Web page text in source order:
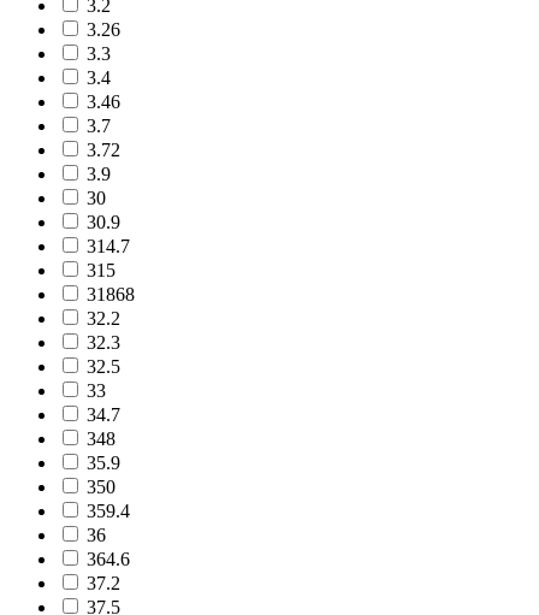
3.2
3.26
3.3
3.4
3.46
3.7
3.72
3.9
30
30.9
314.7
315
31868
32.2
32.3
32.5
33
34.7
348
35.9
350
359.4
36
364.6
37.2
37.5